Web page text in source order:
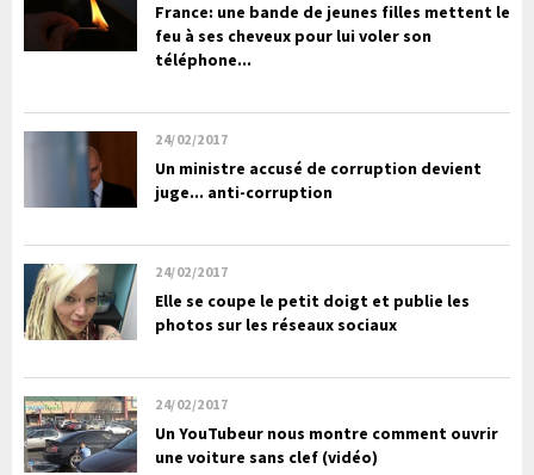
France: une bande de jeunes filles mettent le
feu à ses cheveux pour lui voler son
téléphone...
24/02/2017
Un ministre accusé de corruption devient
juge... anti-corruption
24/02/2017
Elle se coupe le petit doigt et publie les
photos sur les réseaux sociaux
24/02/2017
Un YouTubeur nous montre comment ouvrir
une voiture sans clef (vidéo)